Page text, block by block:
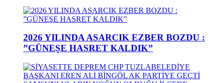
2026 YILINDA ASARCIK EZBER BOZDU :
”GÜNEŞE HASRET KALDIK”